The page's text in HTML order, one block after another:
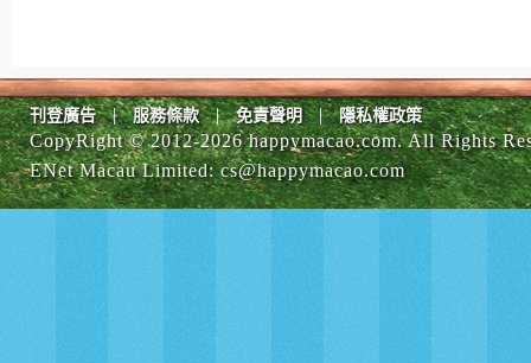
刊登廣告 | 服務條款 | 免責聲明 | 隱私權政策
CopyRight © 2012-2026 happymacao.com. All Rights
ENet Macau Limited:cs@happymacao.com